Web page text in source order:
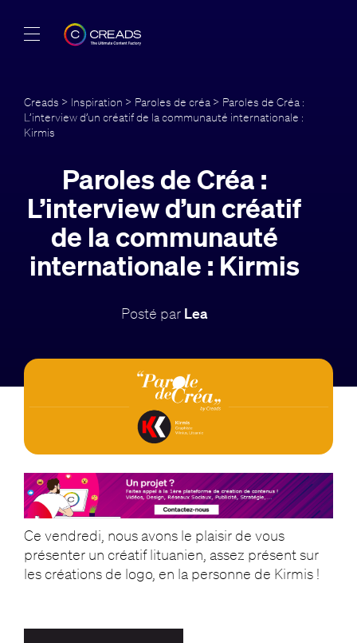
Offres
Guide
Creads > Inspiration > Paroles de créa> Paroles de Créa :
L’interview d’un créatif de la communauté internationale :
Kirmis
Paroles de Créa :
L’interview d’un créatif
de la communauté
internationale : Kirmis
Posté par Lea
Ce vendredi, nous avons le plaisir de vous
présenter un créatif lituanien, assez présent sur
les créations de logo, en la personne de Kirmis !